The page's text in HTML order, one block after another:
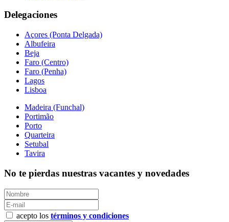
Delegaciones
Açores (Ponta Delgada)
Albufeira
Beja
Faro (Centro)
Faro (Penha)
Lagos
Lisboa
Madeira (Funchal)
Portimão
Porto
Quarteira
Setubal
Tavira
No te pierdas nuestras vacantes y novedades
acepto los términos y condiciones